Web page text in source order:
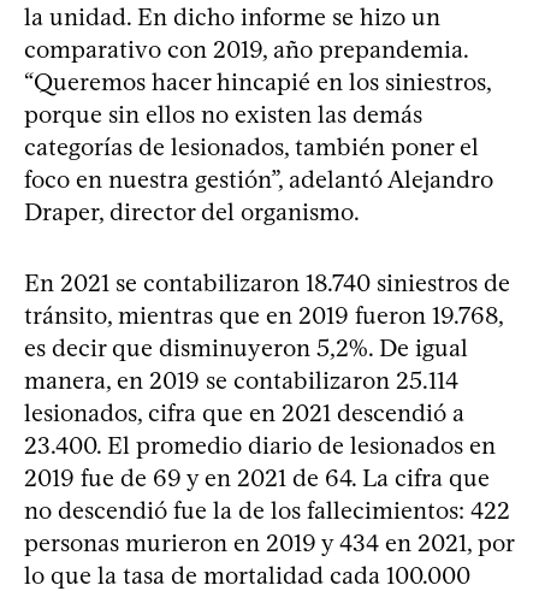
la unidad. En dicho informe se hizo un
comparativo con 2019, año prepandemia.
“Queremos hacer hincapié en los siniestros,
porque sin ellos no existen las demás
categorías de lesionados, también poner el
foco en nuestra gestión”, adelantó Alejandro
Draper, director del organismo.
En 2021 se contabilizaron 18.740 siniestros de
tránsito, mientras que en 2019 fueron 19.768,
es decir que disminuyeron 5,2%. De igual
manera, en 2019 se contabilizaron 25.114
lesionados, cifra que en 2021 descendió a
23.400. El promedio diario de lesionados en
2019 fue de 69 y en 2021 de 64. La cifra que
no descendió fue la de los fallecimientos: 422
personas murieron en 2019 y 434 en 2021, por
lo que la tasa de mortalidad cada 100.000